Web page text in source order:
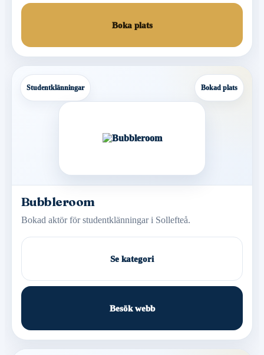
Boka plats
Studentklänningar Bokad plats
Bubbleroom
Bokad aktör för studentklänningar i Sollefteå.
Se kategori
Besök webb